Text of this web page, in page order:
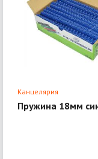
Канцелярия
Пружина 18мм